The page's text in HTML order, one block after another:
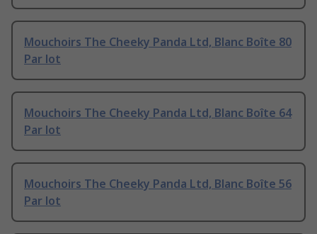
Mouchoirs The Cheeky Panda Ltd, Blanc Boîte 80
Par lot
Mouchoirs The Cheeky Panda Ltd, Blanc Boîte 64
Par lot
Mouchoirs The Cheeky Panda Ltd, Blanc Boîte 56
Par lot